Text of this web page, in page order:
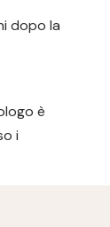
dopo la
è
i